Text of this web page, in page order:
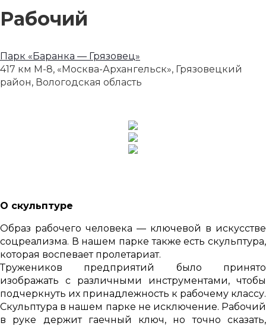
Рабочий
Парк «Баранка — Грязовец»
417 км М-8, «Москва-Архангельск», Грязовецкий
район, Вологодская область
О скульптуре
Образ рабочего человека — ключевой в искусстве
соцреализма. В нашем парке также есть скульптура,
которая воспевает пролетариат.
Тружеников предприятий было принято
изображать с различными инструментами, чтобы
подчеркнуть их принадлежность к рабочему классу.
Скульптура в нашем парке не исключение. Рабочий
в руке держит гаечный ключ, но точно сказать,